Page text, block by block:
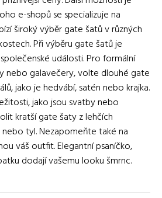
e-shopů se specializuje na
široký výběr gate šatů v různých
Při výběru gate šatů je
události. Pro formální
nebo galavečery, volte dlouhé gate
jako je hedvábí, satén nebo krajka.
jako jsou svatby nebo
kratší gate šaty z lehčích
tyl. Nezapomeňte také na
váš outfit. Elegantní psaníčko,
dodají vašemu looku šmrnc.